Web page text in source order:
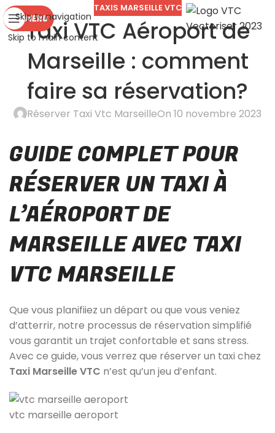
Skip to navigation
Skip to main content
MENU
TAXIS MARSEILLE VTC
Taxi VTC Aéroport de
Marseille : comment
faire sa réservation?
Réserver Taxi Vtc MarseilleOn 10 novembre 2023
GUIDE COMPLET POUR
RÉSERVER UN TAXI À
L’AÉROPORT DE
MARSEILLE AVEC TAXI
VTC MARSEILLE
Que vous planifiiez un départ ou que vous veniez
d’atterrir, notre processus de réservation simplifié
vous garantit un trajet confortable et sans stress.
Avec ce guide, vous verrez que réserver un taxi chez
Taxi Marseille VTC n’est qu’un jeu d’enfant.
vtc marseille aeroport